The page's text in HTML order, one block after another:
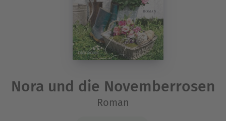
Nora und die Novemberrosen
Roman